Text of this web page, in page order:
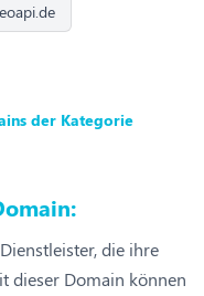
der Kategorie
die ihre
dieser Domain können